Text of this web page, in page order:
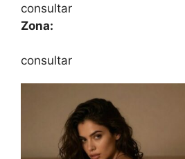
consultar
Zona:
consultar